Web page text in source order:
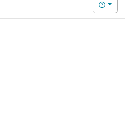
Hilfe